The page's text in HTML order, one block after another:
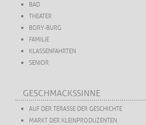
BAD
THEATER
BORY-BURG
FAMILIE
KLASSENFAHRTEN
SENIOR
GESCHMACKSSINNE
AUF DER TERASSE DER GESCHICHTE
MARKT DER KLEINPRODUZENTEN